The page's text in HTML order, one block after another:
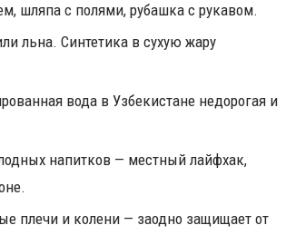
шляпа с полями, рубашка с рукавом.
льна. Синтетика в сухую жару
вода в Узбекистане недорогая и
напитков — местный лайфхак,
плечи и колени — заодно защищает от